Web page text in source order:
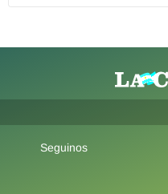
Seguinos